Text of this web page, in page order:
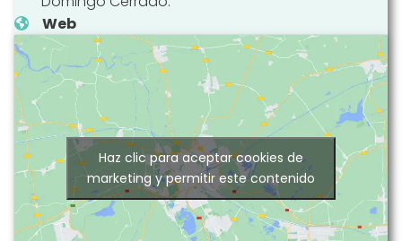
Web
Haz clic para aceptar cookies de
marketing y permitir este contenido